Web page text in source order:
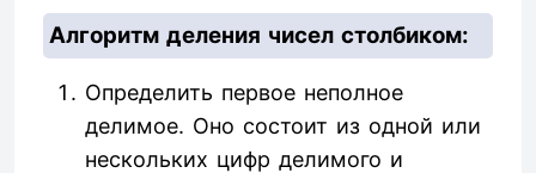
Алгоритм деления чисел столбиком:
Определить первое неполное
делимое. Оно состоит из одной или
нескольких цифр делимого и